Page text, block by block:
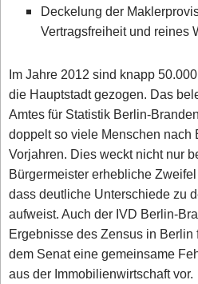
Deckelung der
Vertragsfreiheit und reines
Im Jahre 2012 sind knapp
die Hauptstadt gezogen. Das
Amtes für Statistik Berlin-
doppelt so viele Menschen
Vorjahren. Dies weckt nicht nur
Bürgermeister erhebliche
dass deutliche Unterschiede zu
aufweist. Auch der IVD Berlin-
Ergebnisse des Zensus in
dem Senat eine gemeinsame
aus der Immobilienwirtschaft vor.